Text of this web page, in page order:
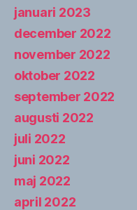
januari 2023
december 2022
november 2022
oktober 2022
september 2022
augusti 2022
juli 2022
juni 2022
maj 2022
april 2022